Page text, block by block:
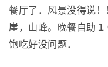
餐厅了．风景没得说
崖，山峰。晚餐自助
饱吃好没问题．